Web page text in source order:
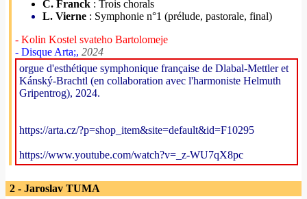
C. Franck : Trois chorals
L. Vierne : Symphonie n°1 (prélude, pastorale, final)
- Kolin Kostel svateho Bartolomeje
- Disque Arta;, 2024
orgue d'esthétique symphonique française de Dlabal-Mettler et
Kánský-Brachtl (en collaboration avec l'harmoniste Helmuth
Gripentrog), 2024.
https://arta.cz/?p=shop_item&site=default&id=F10295
https://www.youtube.com/watch?v=_z-WU7qX8pc
2 - Jaroslav TUMA